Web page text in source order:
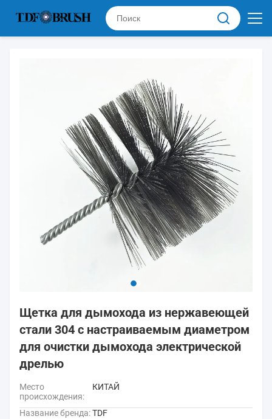
Щетка для дымохода из нержавеющей
стали 304 с настраиваемым диаметром
для очистки дымохода электрической
дрелью
Место
происхождения:
КИТАЙ
Название бренда:TDF